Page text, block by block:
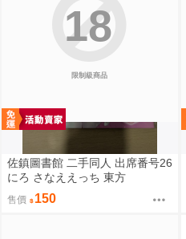
限制級商品
18
佐鎮圖書館 二手同人 出席番号26
にろ さなええっち 東方
售價 150